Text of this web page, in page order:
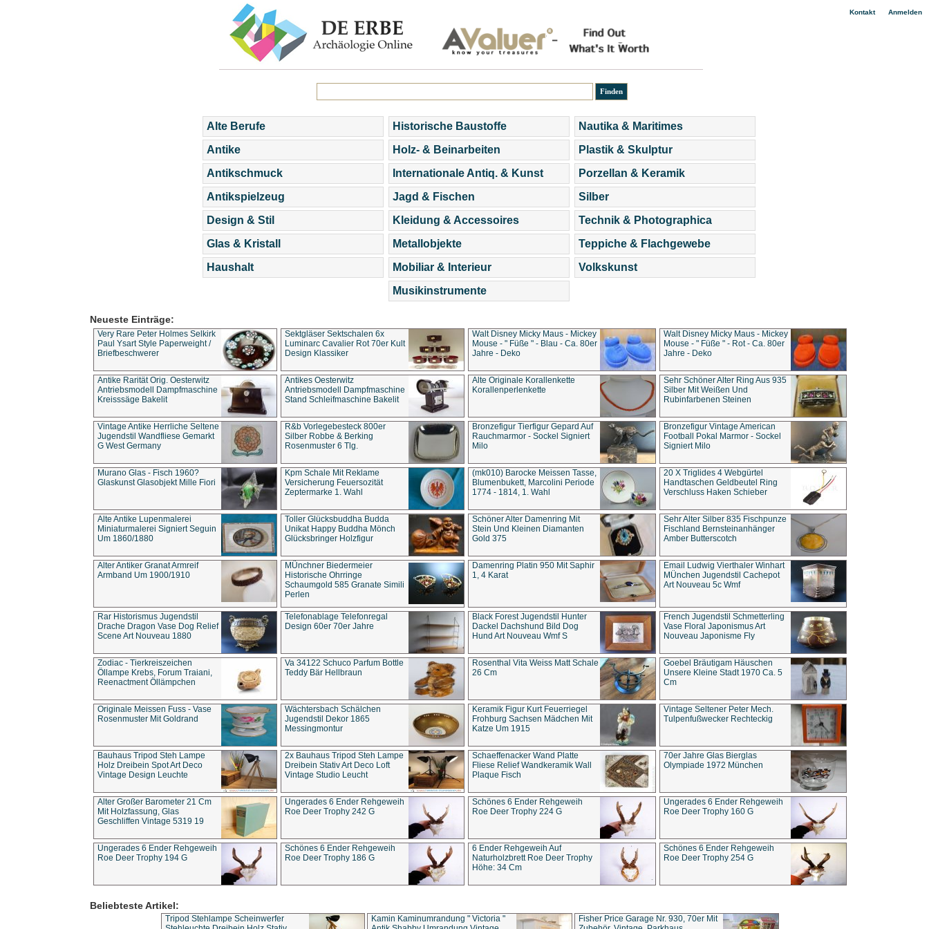
Kontakt| Anmelden
Alte Berufe
Antike
Antikschmuck
Antikspielzeug
Design & Stil
Glas & Kristall
Haushalt
Historische Baustoffe
Holz- & Beinarbeiten
Internationale Antiq. & Kunst
Jagd & Fischen
Kleidung & Accessoires
Metallobjekte
Mobiliar & Interieur
Musikinstrumente
Nautika & Maritimes
Plastik & Skulptur
Porzellan & Keramik
Silber
Technik & Photographica
Teppiche & Flachgewebe
Volkskunst
Neueste Einträge:
Very Rare Peter Holmes Selkirk
Paul Ysart Style Paperweight /
Briefbeschwerer
Sektgläser Sektschalen 6x
Luminarc Cavalier Rot 70er Kult
Design Klassiker
Walt Disney Micky Maus - Mickey
Mouse - " Füße " - Blau - Ca. 80er
Jahre - Deko
Walt Disney Micky Maus - Mickey
Mouse - " Füße " - Rot - Ca. 80er
Jahre - Deko
Antike Rarität Orig. Oesterwitz
Antriebsmodell Dampfmaschine
Kreisssäge Bakelit
Antikes Oesterwitz
Antriebsmodell Dampfmaschine
Stand Schleifmaschine Bakelit
Alte Originale Korallenkette
Korallenperlenkette
Sehr Schöner Alter Ring Aus 935
Silber Mit Weißen Und
Rubinfarbenen Steinen
Vintage Antike Herrliche Seltene
Jugendstil Wandfliese Gemarkt
G West Germany
R&b Vorlegebesteck 800er
Silber Robbe & Berking
Rosenmuster 6 Tlg.
Bronzefigur Tierfigur Gepard Auf
Rauchmarmor - Sockel Signiert
Milo
Bronzefigur Vintage American
Football Pokal Marmor - Sockel
Signiert Milo
Murano Glas - Fisch 1960?
Glaskunst Glasobjekt Mille Fiori
Kpm Schale Mit Reklame
Versicherung Feuersozität
Zeptermarke 1. Wahl
(mk010) Barocke Meissen Tasse,
Blumenbukett, Marcolini Periode
1774 - 1814, 1. Wahl
20 X Triglides 4 Webgürtel
Handtaschen Geldbeutel Ring
Verschluss Haken Schieber
Alte Antike Lupenmalerei
Miniaturmalerei Signiert Seguin
Um 1860/1880
Toller Glücksbuddha Budda
Unikat Happy Buddha Mönch
Glücksbringer Holzfigur
Schöner Alter Damenring Mit
Stein Und Kleinen Diamanten
Gold 375
Sehr Alter Silber 835 Fischpunze
Fischland Bernsteinanhänger
Amber Butterscotch
Alter Antiker Granat Armreif
Armband Um 1900/1910
MÜnchner Biedermeier
Historische Ohrringe
Schaumgold 585 Granate Simili
Perlen
Damenring Platin 950 Mit Saphir
1, 4 Karat
Email Ludwig Vierthaler Winhart
MÜnchen Jugendstil Cachepot
Art Nouveau 5c Wmf
Rar Historismus Jugendstil
Drache Dragon Vase Dog Relief
Scene Art Nouveau 1880
Telefonablage Telefonregal
Design 60er 70er Jahre
Black Forest Jugendstil Hunter
Dackel Dachshund Bild Dog
Hund Art Nouveau Wmf S
French Jugendstil Schmetterling
Vase Floral Japonismus Art
Nouveau Japonisme Fly
Zodiac - Tierkreiszeichen
Öllampe Krebs, Forum Traiani,
Reenactment Öllämpchen
Va 34122 Schuco Parfum Bottle
Teddy Bär Hellbraun
Rosenthal Vita Weiss Matt Schale
26 Cm
Goebel Bräutigam Häuschen
Unsere Kleine Stadt 1970 Ca. 5
Cm
Originale Meissen Fuss - Vase
Rosenmuster Mit Goldrand
Wächtersbach Schälchen
Jugendstil Dekor 1865
Messingmontur
Keramik Figur Kurt Feuerriegel
Frohburg Sachsen Mädchen Mit
Katze Um 1915
Vintage Seltener Peter Mech.
Tulpenfußwecker Rechteckig
Bauhaus Tripod Steh Lampe
Holz Dreibein Spot Art Deco
Vintage Design Leuchte
2x Bauhaus Tripod Steh Lampe
Dreibein Stativ Art Deco Loft
Vintage Studio Leucht
Schaeffenacker Wand Platte
Fliese Relief Wandkeramik Wall
Plaque Fisch
70er Jahre Glas Bierglas
Olympiade 1972 München
Alter Großer Barometer 21 Cm
Mit Holzfassung, Glas
Geschliffen Vintage 5319 19
Ungerades 6 Ender Rehgeweih
Roe Deer Trophy 242 G
Schönes 6 Ender Rehgeweih
Roe Deer Trophy 224 G
Ungerades 6 Ender Rehgeweih
Roe Deer Trophy 160 G
Ungerades 6 Ender Rehgeweih
Roe Deer Trophy 194 G
Schönes 6 Ender Rehgeweih
Roe Deer Trophy 186 G
6 Ender Rehgeweih Auf
Naturholzbrett Roe Deer Trophy
Höhe: 34 Cm
Schönes 6 Ender Rehgeweih
Roe Deer Trophy 254 G
Beliebteste Artikel:
Tripod Stehlampe Scheinwerfer
Kamin Kaminumrandung " Victoria "
Fisher Price Garage Nr. 930, 70er Mit